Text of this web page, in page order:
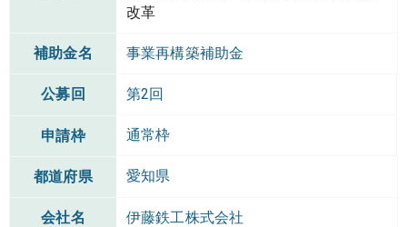
改革
補助金名 事業再構築補助金
公募回 第2回
申請枠 通常枠
都道府県 愛知県
会社名 伊藤鉄工株式会社